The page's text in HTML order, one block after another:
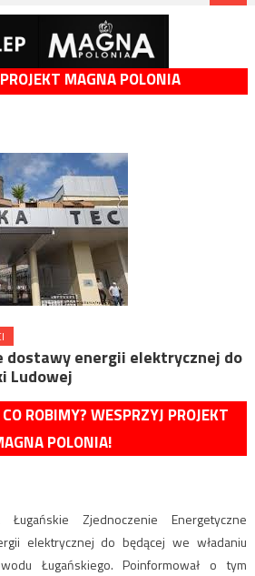
MAGNA POLONIA
dostawy energii elektrycznej do
Ludowej
ROBIMY? WESPRZYJ PROJEKT
POLONIA!
Zjednoczenie Energetyczne
elektrycznej do będącej we władaniu
Ługańskiego. Poinformował o tym